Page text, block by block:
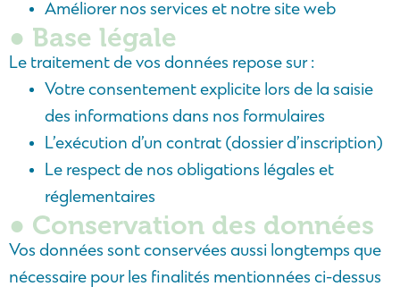
Améliorer nos services et notre site web
● Base légale
Le traitement de vos données repose sur :
Votre consentement explicite lors de la saisie
des informations dans nos formulaires
L’exécution d’un contrat (dossier d’inscription)
Le respect de nos obligations légales et
réglementaires
● Conservation des données
Vos données sont conservées aussi longtemps que
nécessaire pour les finalités mentionnées ci-dessus